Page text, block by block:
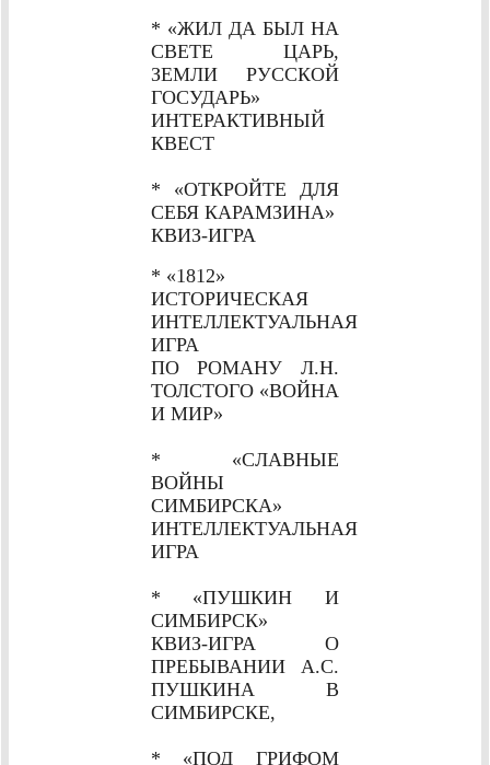
* «ЖИЛ ДА БЫЛ НА
СВЕТЕ ЦАРЬ,
ЗЕМЛИ РУССКОЙ
ГОСУДАРЬ»
ИНТЕРАКТИВНЫЙ
КВЕСТ
* «ОТКРОЙТЕ ДЛЯ
СЕБЯ КАРАМЗИНА»
КВИЗ-ИГРА
* «1812»
ИСТОРИЧЕСКАЯ
ИНТЕЛЛЕКТУАЛЬНАЯ
ИГРА
ПО РОМАНУ Л.Н.
ТОЛСТОГО «ВОЙНА
И МИР»
* «СЛАВНЫЕ
ВОЙНЫ
СИМБИРСКА»
ИНТЕЛЛЕКТУАЛЬНАЯ
ИГРА
* «ПУШКИН И
СИМБИРСК»
КВИЗ-ИГРА О
ПРЕБЫВАНИИ А.С.
ПУШКИНА В
СИМБИРСКЕ,
* «ПОД ГРИФОМ